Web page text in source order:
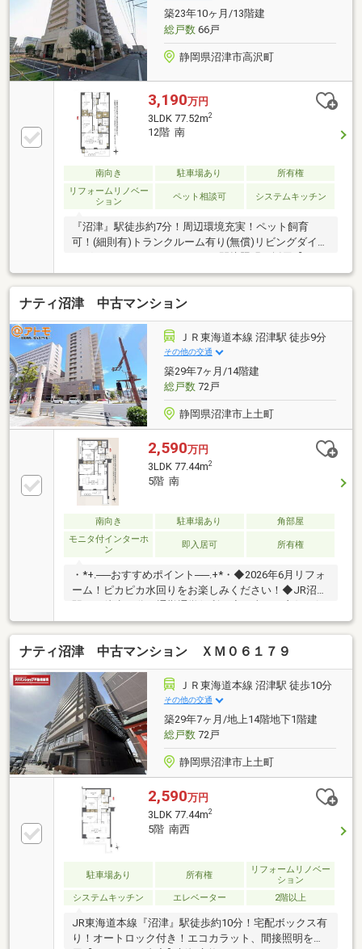
災保険などのご提案も可能です♪お気軽にご相談くだ
さい♪⑤購入後のリフォーム工事・外構工事を自社で
承ります♪
築23年10ヶ月/13階建
総戸数66戸
静岡県沼津市高沢町
3,190万円
3LDK 77.52m2
12階 南
南向き 駐車場あり
所有権
リフォームリノベー
ション
ペット相談可 システムキッチン
『沼津』駅徒歩約7分！周辺環境充実！ペット飼育
可！(細則有)トランクルーム有り(無償)リビングダイニ
ォーム内容】新規交換：システムキッチン、ユニット
バス、トイレ、洗面化粧台、建具新規取付：食洗機新
規貼替：クロス全室、床材その他：ハウスクリーニン
グ《Life information》・開北小学校…約610m・第五中
学校…約1670m■敷地内駐車場：平面 月額18 000円、機
械式 月額8000円～15000円■分譲会社：静岡鉄道(株)■
アルコープ面積：1.58㎡■トランクルーム面積：0.66㎡
（無償）
ナティ沼津 中古マンション
ＪＲ東海道本線 沼津駅 徒歩9分
その他の交通
築29年7ヶ月/14階建
総戸数72戸
静岡県沼津市上土町
2,590万円
3LDK 77.44m2
5階 南
南向き 駐車場あり
角部屋
モニタ付インターホ
ン
即入居可 所有権
・*+.──おすすめポイント──.+*・◆2026年6月リフォ
ーム！ピカピカ水回りをお楽しみください！◆JR沼津
放感のある南西角部屋です！◆宅配ボックス、オート
ロック付きで防犯面も安心！☆こちらの物件は本日ご
案内可能です☆来店、現地集合、送迎サービスOKで
す！ご購入時の住宅ローン相談も無料で承ります♪物
件が気になったらまずはお気に入り追加！お好きなタ
イミングで【054-265-3254】へお問い合わせくださ
い！資料請求フォームからは24時間受付中☆
ナティ沼津 中古マンション ＸＭ０６１７９
ＪＲ東海道本線 沼津駅 徒歩10分
その他の交通
築29年7ヶ月/地上14階地下1階建
総戸数72戸
静岡県沼津市上土町
2,590万円
3LDK 77.44m2
5階 南西
駐車場あり 所有権
リフォームリノベー
ション
システムキッチン
エレベーター 2階以上
JR東海道本線『沼津』駅徒歩約10分！宅配ボックス有
り！オートロック付き！エコカラット、間接照明を採